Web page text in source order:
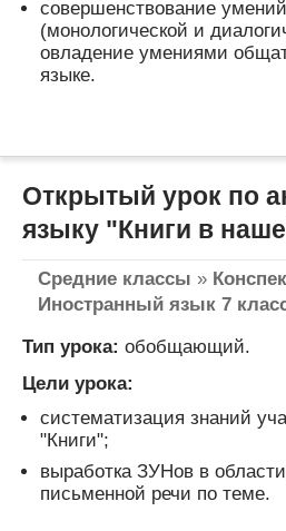
совершенствование
(монологической и
овладение умениями
языке.
Открытый урок по
языку "Книги в
Средние классы »
Иностранный язык 7
Тип урока: обобщающий.
Цели урока:
систематизация знаний
"Книги";
выработка ЗУНов в
письменной речи по теме.